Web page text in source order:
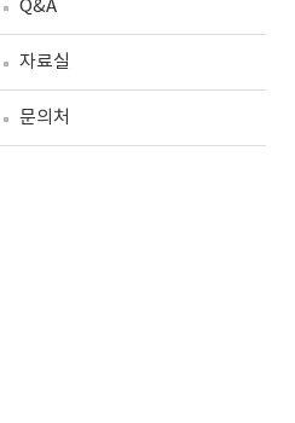
Q&A
자료실
문의처